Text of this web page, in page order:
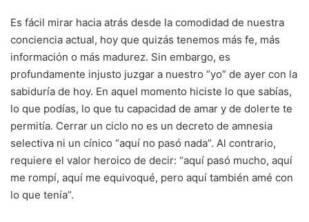
Es fácil mirar hacia atrás desde la comodidad de nuestra
conciencia actual, hoy que quizás tenemos más fe, más
información o más madurez. Sin embargo, es
profundamente injusto juzgar a nuestro “yo” de ayer con la
sabiduría de hoy. En aquel momento hiciste lo que sabías,
lo que podías, lo que tu capacidad de amar y de dolerte te
permitía. Cerrar un ciclo no es un decreto de amnesia
selectiva ni un cínico “aquí no pasó nada”. Al contrario,
requiere el valor heroico de decir: “aquí pasó mucho, aquí
me rompí, aquí me equivoqué, pero aquí también amé con
lo que tenía”.